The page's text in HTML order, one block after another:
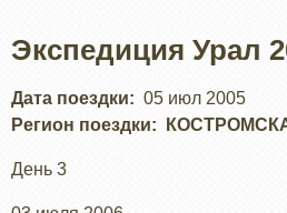
Экспедиция Урал
Дата поездки
05 июл 2005
Регион поездки
День 3